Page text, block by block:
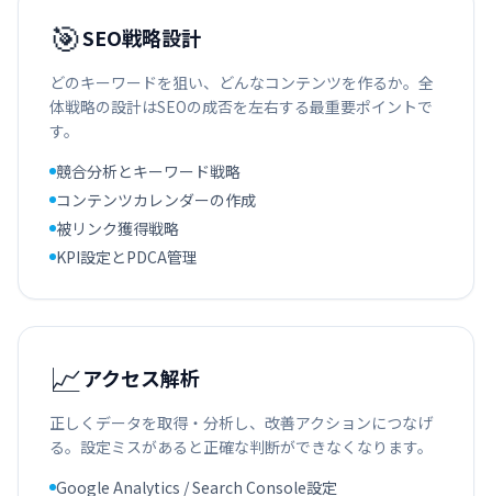
🎯SEO戦略設計
どのキーワードを狙い、どんなコンテンツを作るか。全
体戦略の設計はSEOの成否を左右する最重要ポイントで
す。
競合分析とキーワード戦略
コンテンツカレンダーの作成
被リンク獲得戦略
KPI設定とPDCA管理
📈アクセス解析
正しくデータを取得・分析し、改善アクションにつなげ
る。設定ミスがあると正確な判断ができなくなります。
Google Analytics / Search Console設定